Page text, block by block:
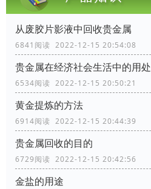
从废胶片影液中回收贵金属
6841阅读 2022-12-15 20:54:08
贵金属在经济社会生活中的用处
6534阅读 2022-12-15 20:50:21
黄金提炼的方法
6914阅读 2022-12-15 20:44:39
贵金属回收的目的
6729阅读 2022-12-15 20:42:56
金盐的用途